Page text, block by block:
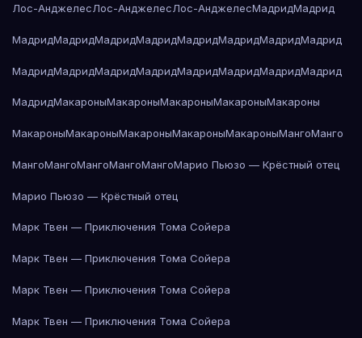
Лос-АнджелесЛос-АнджелесЛос-АнджелесМадридМадрид
МадридМадридМадридМадридМадридМадридМадридМадрид
МадридМадридМадридМадридМадридМадридМадридМадрид
МадридМакароныМакароныМакароныМакароныМакароны
МакароныМакароныМакароныМакароныМакароныМангоМанго
МангоМангоМангоМангоМангоМарио Пьюзо — Крёстный отец
Марио Пьюзо — Крёстный отец
Марк Твен — Приключения Тома Сойера
Марк Твен — Приключения Тома Сойера
Марк Твен — Приключения Тома Сойера
Марк Твен — Приключения Тома Сойера